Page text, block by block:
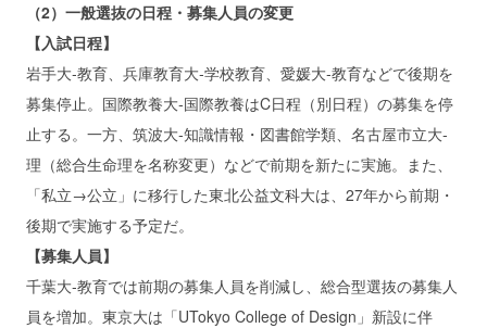
（2）一般選抜の日程・募集人員の変更
【入試日程】
岩手大‐教育、兵庫教育大‐学校教育、愛媛大‐教育などで後期を
募集停止。国際教養大‐国際教養はC日程（別日程）の募集を停
止する。一方、筑波大‐知識情報・図書館学類、名古屋市立大‐
理（総合生命理を名称変更）などで前期を新たに実施。また、
「私立→公立」に移行した東北公益文科大は、27年から前期・
後期で実施する予定だ。
【募集人員】
千葉大‐教育では前期の募集人員を削減し、総合型選抜の募集人
員を増加。東京大は「UTokyo College of Design」新設に伴